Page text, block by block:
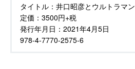
タイトル： 井口昭彦とウルトラマン
定価： 3500円+税
発行年月日： 2021年4月5日
978-4-7770-2575-6